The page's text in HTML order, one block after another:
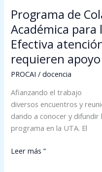
Programa de
Académica para
Efectiva
requieren
PROCAI /docencia
Afianzando
diversos encuentros y
dando a conocer y difundir
programa en la UTA. El
requieren
apoyo
específico
Leer más ”